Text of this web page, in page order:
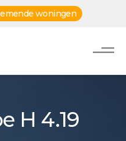
woningen
H 4.19